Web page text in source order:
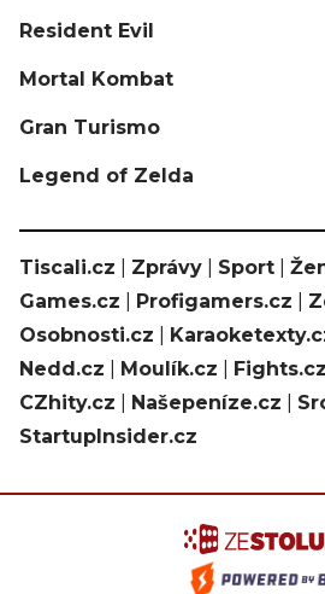
Resident Evil
Mortal Kombat
Gran Turismo
Legend of Zelda
Tiscali.cz Zprávy Sport
Games.cz
Profigamers.cz
Osobnosti.cz
Nedd.cz
Moulík.cz Fights.cz
CZhity.cz
Našepeníze.cz
StartupInsider.cz